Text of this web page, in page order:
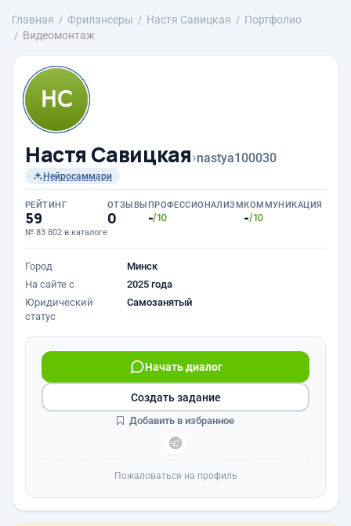
Главная Фрилансеры Настя Савицкая
Портфолио
Видеомонтаж
Настя Савицкая›nastya100030
Нейросаммари
РЕЙТИНГ
59
№ 83 802 в каталоге
ОТЗЫВЫ
0
ПРОФЕССИОНАЛИЗМ
-/10
КОММУНИКАЦИЯ
-/10
Город
Минск
На сайте с
2025 года
Юридический
статус
Самозанятый
Начать диалог
Создать задание
Добавить в избранное
Пожаловаться на профиль